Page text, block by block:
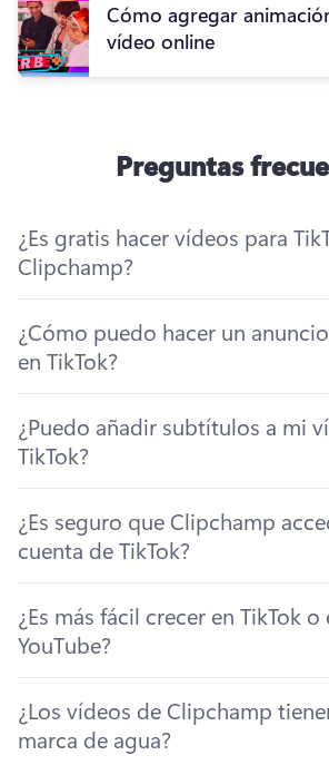
Cómo agregar
vídeo online
Preguntas
¿Es gratis hacer vídeos para
Clipchamp?
¿Cómo puedo hacer un
en TikTok?
¿Puedo añadir subtítulos a mi
TikTok?
¿Es seguro que Clipchamp
cuenta de TikTok?
¿Es más fácil crecer en TikTok o
YouTube?
¿Los vídeos de Clipchamp
marca de agua?